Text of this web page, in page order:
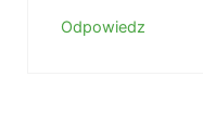
Odpowiedz